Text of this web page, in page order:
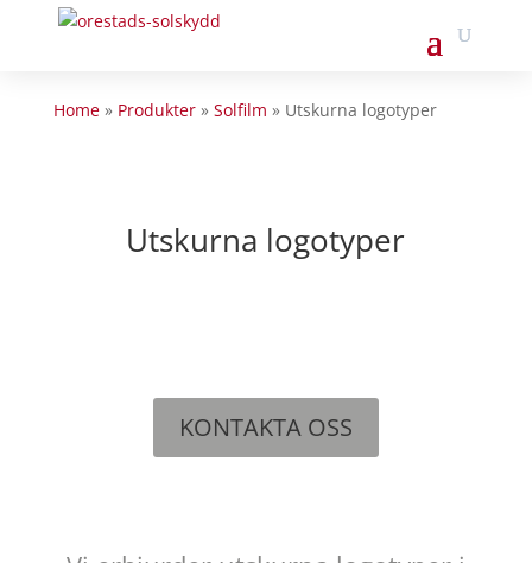
Home» Produkter» Solfilm » Utskurna logotyper
Utskurna logotyper
KONTAKTA OSS